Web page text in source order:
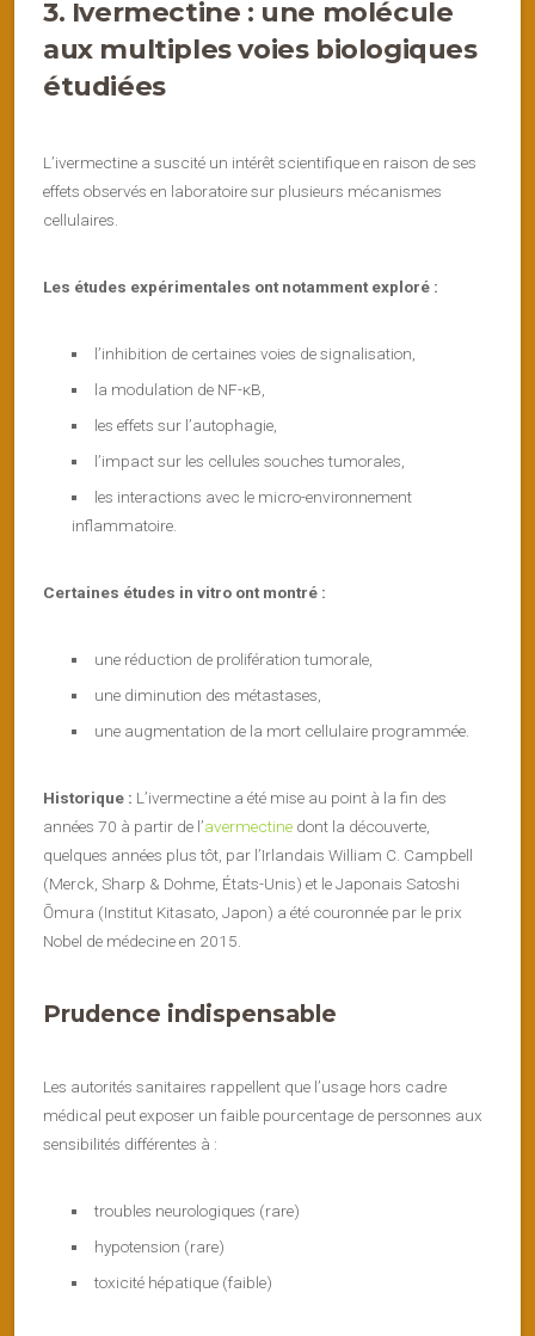
3. Ivermectine : une molécule
aux multiples voies biologiques
étudiées
L’ivermectine a suscité un intérêt scientifique en raison de ses
effets observés en laboratoire sur plusieurs mécanismes
cellulaires.
Les études expérimentales ont notamment exploré :
l’inhibition de certaines voies de signalisation,
la modulation de NF-κB,
les effets sur l’autophagie,
l’impact sur les cellules souches tumorales,
les interactions avec le micro-environnement
inflammatoire.
Certaines études in vitro ont montré :
une réduction de prolifération tumorale,
une diminution des métastases,
une augmentation de la mort cellulaire programmée.
Historique : L’ivermectine a été mise au point à la fin des
années 70 à partir de l’avermectine dont la découverte,
quelques années plus tôt, par l’Irlandais William C. Campbell
(Merck, Sharp & Dohme, États-Unis) et le Japonais Satoshi
Ōmura (Institut Kitasato, Japon) a été couronnée par le prix
Nobel de médecine en 2015.
Prudence indispensable
Les autorités sanitaires rappellent que l’usage hors cadre
médical peut exposer un faible pourcentage de personnes aux
sensibilités différentes à :
troubles neurologiques (rare)
hypotension (rare)
toxicité hépatique (faible)